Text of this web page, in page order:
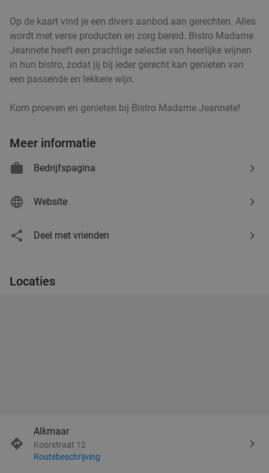
Op de kaart vind je een divers aanbod aan gerechten. Alles
wordt met verse producten en zorg bereid. Bistro Madame
Jeannete heeft een prachtige selectie van heerlijke wijnen
in hun bistro, zodat jij bij ieder gerecht kan genieten van
een passende en lekkere wijn.
Kom proeven en genieten bij Bistro Madame Jeannete!
Meer informatie
Bedrijfspagina
Website
Deel met vrienden
Locaties
Alkmaar
Koorstraat 12
Routebeschrijving